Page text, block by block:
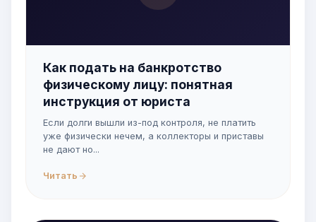
Как подать на банкротство
физическому лицу: понятная
инструкция от юриста
Если долги вышли из-под контроля, не платить
уже физически нечем, а коллекторы и приставы
не дают но...
Читать